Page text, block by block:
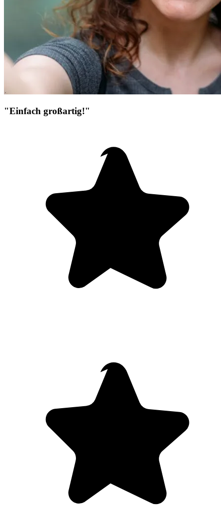
"Einfach großartig!"